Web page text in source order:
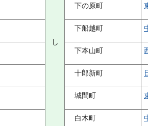
し
下の原町
下船越町
下本山町
十郎新町
城間町
白木町